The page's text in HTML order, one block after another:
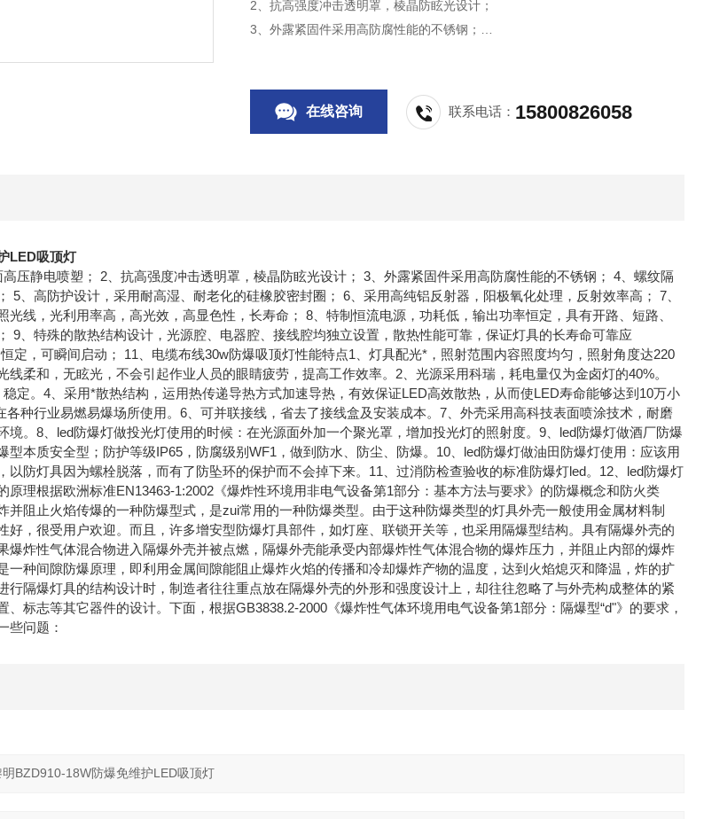
2、抗高强度冲击透明罩，棱晶防眩光设计；
3、外露紧固件采用高防腐性能的不锈钢；
在线咨询 联系电话： 15800826058
LED吸顶灯
压静电喷塑； 2、抗高强度冲击透明罩，棱晶防眩光设计； 3、外露紧固件采用高防腐性能的不锈钢； 4、螺纹隔
5、高防护设计，采用耐高湿、耐老化的硅橡胶密封圈； 6、采用高纯铝反射器，阳极氧化处理，反射效率高； 7、
光线，光利用率高，高光效，高显色性，长寿命； 8、特制恒流电源，功耗低，输出功率恒定，具有开路、短路、
9、特殊的散热结构设计，光源腔、电器腔、接线腔均独立设置，散热性能可靠，保证灯具的长寿命可靠应
定，可瞬间启动； 11、电缆布线30w防爆吸顶灯性能特点1、灯具配光*，照射范围内容照度均匀，照射角度达220
线柔和，无眩光，不会引起作业人员的眼睛疲劳，提高工作效率。2、光源采用科瑞，耗电量仅为金卤灯的40%。
定。4、采用*散热结构，运用热传递导热方式加速导热，有效保证LED高效散热，从而使LED寿命能够达到10万小
各种行业易燃易爆场所使用。6、可并联接线，省去了接线盒及安装成本。7、外壳采用高科技表面喷涂技术，耐磨
境。8、led防爆灯做投光灯使用的时候：在光源面外加一个聚光罩，增加投光灯的照射度。9、led防爆灯做酒厂防爆
型本质安全型；防护等级IP65，防腐级别WF1，做到防水、防尘、防爆。10、led防爆灯做油田防爆灯使用：应该用
以防灯具因为螺栓脱落，而有了防坠环的保护而不会掉下来。11、过消防检查验收的标准防爆灯led。12、led防爆灯
原理根据欧洲标准EN13463-1:2002《爆炸性环境用非电气设备第1部分：基本方法与要求》的防爆概念和防火类
并阻止火焰传爆的一种防爆型式，是zui常用的一种防爆类型。由于这种防爆类型的灯具外壳一般使用金属材料制
好，很受用户欢迎。而且，许多增安型防爆灯具部件，如灯座、联锁开关等，也采用隔爆型结构。具有隔爆外壳的
爆炸性气体混合物进入隔爆外壳并被点燃，隔爆外壳能承受内部爆炸性气体混合物的爆炸压力，并阻止内部的爆炸
一种间隙防爆原理，即利用金属间隙能阻止爆炸火焰的传播和冷却爆炸产物的温度，达到火焰熄灭和降温，炸的扩
行隔爆灯具的结构设计时，制造者往往重点放在隔爆外壳的外形和强度设计上，却往往忽略了与外壳构成整体的紧
、标志等其它器件的设计。下面，根据GB3838.2-2000《爆炸性气体环境用电气设备第1部分：隔爆型“d"》的要求，
些问题：